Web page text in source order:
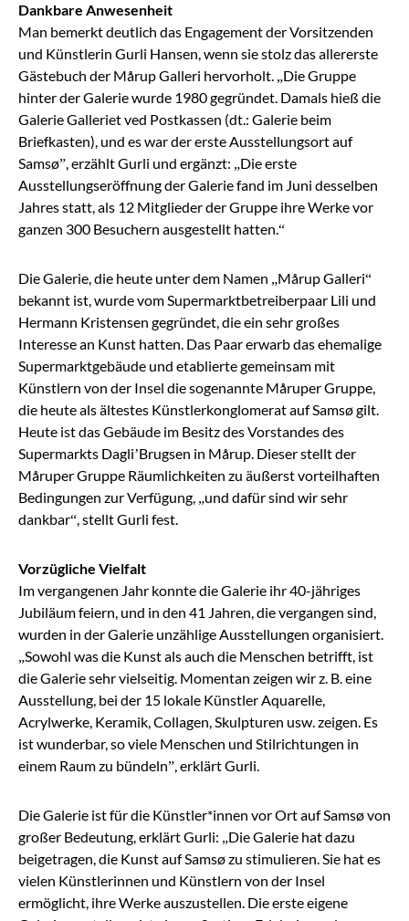
Dankbare Anwesenheit
Man bemerkt deutlich das Engagement der Vorsitzenden
und Künstlerin Gurli Hansen, wenn sie stolz das allererste
Gästebuch der Mårup Galleri hervorholt. „Die Gruppe
hinter der Galerie wurde 1980 gegründet. Damals hieß die
Galerie Galleriet ved Postkassen (dt.: Galerie beim
Briefkasten), und es war der erste Ausstellungsort auf
Samsø”, erzählt Gurli und ergänzt: „Die erste
Ausstellungseröffnung der Galerie fand im Juni desselben
Jahres statt, als 12 Mitglieder der Gruppe ihre Werke vor
ganzen 300 Besuchern ausgestellt hatten.“
Die Galerie, die heute unter dem Namen „Mårup Galleri“
bekannt ist, wurde vom Supermarktbetreiberpaar Lili und
Hermann Kristensen gegründet, die ein sehr großes
Interesse an Kunst hatten. Das Paar erwarb das ehemalige
Supermarktgebäude und etablierte gemeinsam mit
Künstlern von der Insel die sogenannte Måruper Gruppe,
die heute als ältestes Künstlerkonglomerat auf Samsø gilt.
Heute ist das Gebäude im Besitz des Vorstandes des
Supermarkts Dagli’Brugsen in Mårup. Dieser stellt der
Måruper Gruppe Räumlichkeiten zu äußerst vorteilhaften
Bedingungen zur Verfügung, „und dafür sind wir sehr
dankbar“, stellt Gurli fest.
Vorzügliche Vielfalt
Im vergangenen Jahr konnte die Galerie ihr 40-jähriges
Jubiläum feiern, und in den 41 Jahren, die vergangen sind,
wurden in der Galerie unzählige Ausstellungen organisiert.
„Sowohl was die Kunst als auch die Menschen betrifft, ist
die Galerie sehr vielseitig. Momentan zeigen wir z. B. eine
Ausstellung, bei der 15 lokale Künstler Aquarelle,
Acrylwerke, Keramik, Collagen, Skulpturen usw. zeigen. Es
ist wunderbar, so viele Menschen und Stilrichtungen in
einem Raum zu bündeln”, erklärt Gurli.
Die Galerie ist für die Künstler*innen vor Ort auf Samsø von
großer Bedeutung, erklärt Gurli: „Die Galerie hat dazu
beigetragen, die Kunst auf Samsø zu stimulieren. Sie hat es
vielen Künstlerinnen und Künstlern von der Insel
ermöglicht, ihre Werke auszustellen. Die erste eigene